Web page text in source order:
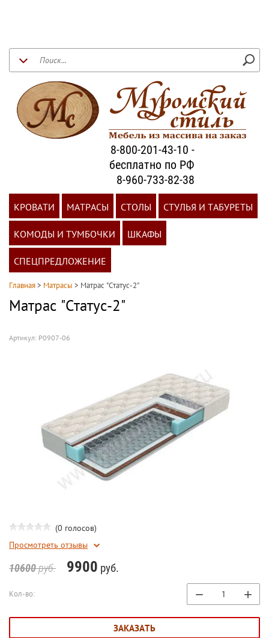
8-800-201-43-10 -
бесплатно по РФ
8-960-733-82-38
КРОВАТИ МАТРАСЫ СТОЛЫ СТУЛЬЯ И ТАБУРЕТЫ
КОМОДЫ И ТУМБОЧКИ ШКАФЫ
СПЕЦПРЕДЛОЖЕНИЕ
Главная> Матрасы > Матрас "Статус-2"
Матрас "Статус-2"
Артикул: Р0907-06
(0 голосов)
Просмотреть отзывы
10600руб. 9900 руб.
Кол-во: − +
ЗАКАЗАТЬ